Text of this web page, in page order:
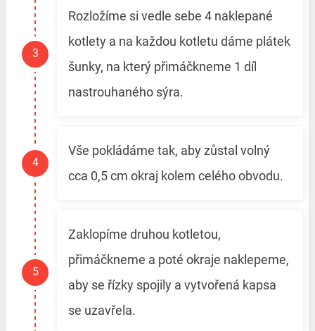
Rozložíme si vedle sebe 4 naklepané
kotlety a na každou kotletu dáme plátek
šunky, na který přimáčkneme 1 díl
nastrouhaného sýra.
Vše pokládáme tak, aby zůstal volný
cca 0,5 cm okraj kolem celého obvodu.
Zaklopíme druhou kotletou,
přimáčkneme a poté okraje naklepeme,
aby se řízky spojily a vytvořená kapsa
se uzavřela.